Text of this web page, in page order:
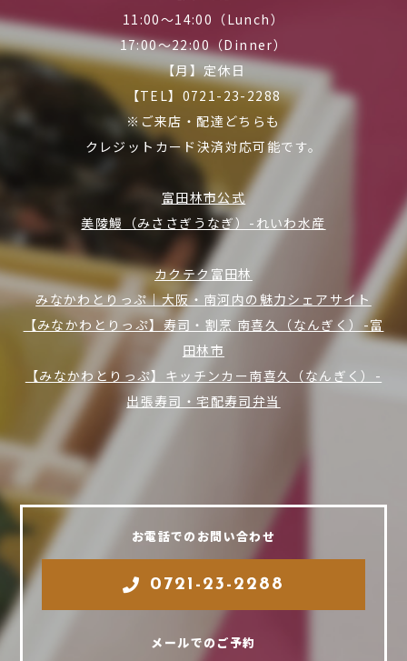
11:00～14:00（Lunch）
17:00～22:00（Dinner）
【月】定休日
【TEL】0721-23-2288
※ご来店・配達どちらも
クレジットカード決済対応可能です。
富田林市公式
美陵鰻（みささぎうなぎ）-れいわ水産
カクテク富田林
みなかわとりっぷ｜大阪・南河内の魅力シェアサイト
【みなかわとりっぷ】寿司・割烹 南喜久（なんぎく）-富
田林市
【みなかわとりっぷ】キッチンカー南喜久（なんぎく）-
出張寿司・宅配寿司弁当
お電話でのお問い合わせ
0721-23-2288
メールでのご予約